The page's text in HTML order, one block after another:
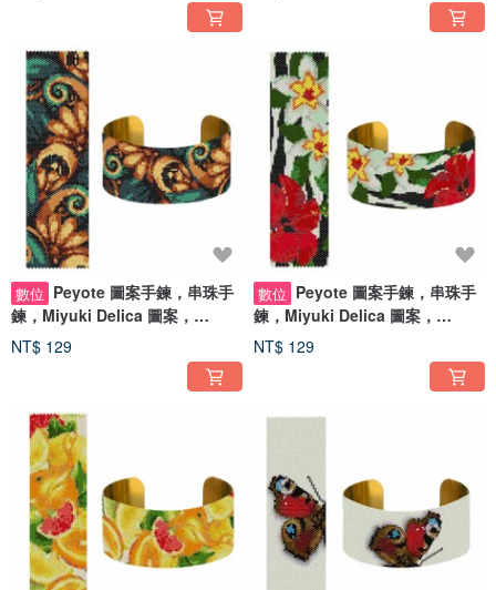
數位 Peyote 圖案手鍊，串珠手
鍊，Miyuki Delica 圖案，
Peyote Stitch
NT$ 129
數位 Peyote 圖案手鍊，串珠手
鍊，Miyuki Delica 圖案，
Peyote Stitch
NT$ 129